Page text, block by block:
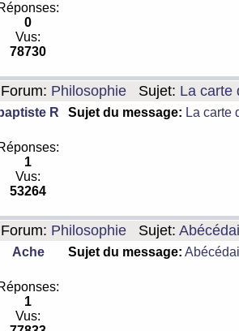
0
Vus:
78730
Forum: Philosophie Sujet: La carte
baptiste R Sujet du message: La carte
1
Vus:
53264
Forum: Philosophie Sujet:
Ache Sujet du message:
1
Vus: